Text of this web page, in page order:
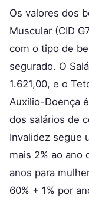
Os valores dos
Muscular (CID
com o tipo de
segurado. O
1.621,00, e o
Auxílio-Doença
dos salários de
Invalidez segue
mais 2% ao ano
anos para
60% + 1% por